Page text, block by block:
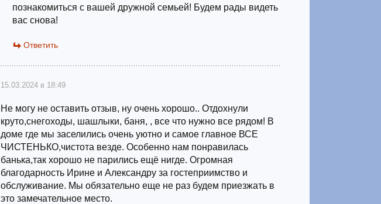
познакомиться с вашей дружной семьей! Будем рады видеть
вас снова!
Ответить
15.03.2024 в 18:49
Не могу не оставить отзыв, ну очень хорошо.. Отдохнули
круто,снегоходы, шашлыки, баня, , все что нужно все рядом! В
доме где мы заселились очень уютно и самое главное ВСЕ
ЧИСТЕНЬКО,чистота везде. Особенно нам понравилась
банька,так хорошо не парились ещё нигде. Огромная
благодарность Ирине и Александру за гостеприимство и
обслуживание. Мы обязательно еще не раз будем приезжать в
это замечательное место.